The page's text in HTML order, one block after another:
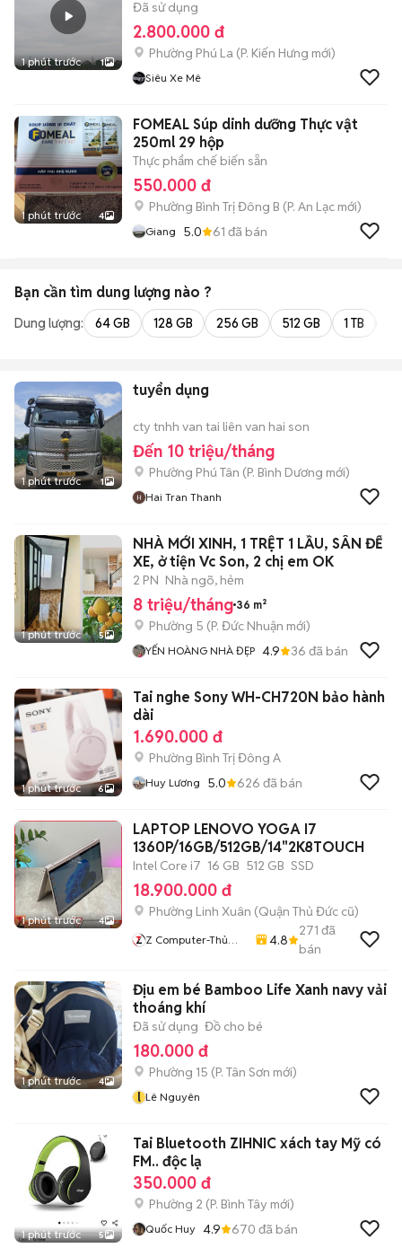
1 phút trước 1
Đã sử dụng
2.800.000 đ
Phường Phú La (P. Kiến Hưng mới)
Siêu Xe Mê
1 phút trước 4
FOMEAL Súp dinh dưỡng Thực vật
250ml 29 hộp
Thực phẩm chế biến sẵn
550.000 đ
Phường Bình Trị Đông B (P. An Lạc mới)
Giang 5.0 61 đã bán
Bạn cần tìm dung lượng nào ?
Dung lượng: 64 GB 128 GB 256 GB 512 GB 1 TB
1 phút trước 1
tuyển dụng
cty tnhh van tai liên van hai son
Đến 10 triệu/tháng
Phường Phú Tân (P. Bình Dương mới)
Hai Tran Thanh
1 phút trước 5
NHÀ MỚI XINH, 1 TRỆT 1 LẦU, SÂN ĐỂ
XE, ở tiện Vc Son, 2 chị em OK
2 PN Nhà ngõ, hẻm
8 triệu/tháng 36 m²
Phường 5 (P. Đức Nhuận mới)
YẾN HOÀNG NHÀ ĐẸP 4.9 36 đã bán
1 phút trước 6
Tai nghe Sony WH-CH720N bảo hành
dài
1.690.000 đ
Phường Bình Trị Đông A
Huy Lương 5.0 626 đã bán
1 phút trước 4
LAPTOP LENOVO YOGA I7
1360P/16GB/512GB/14"2K8TOUCH
Intel Core i7 16 GB 512 GB SSD
18.900.000 đ
Phường Linh Xuân (Quận Thủ Đức cũ)
Z Computer-Thủ
4.8
271 đã
bán
1 phút trước 4
Địu em bé Bamboo Life Xanh navy vải
thoáng khí
Đã sử dụng Đồ cho bé
180.000 đ
Phường 15 (P. Tân Sơn mới)
l Lê Nguyên
1 phút trước 5
Tai Bluetooth ZIHNIC xách tay Mỹ có
FM.. độc lạ
350.000 đ
Phường 2 (P. Bình Tây mới)
Quốc Huy 4.9 670 đã bán